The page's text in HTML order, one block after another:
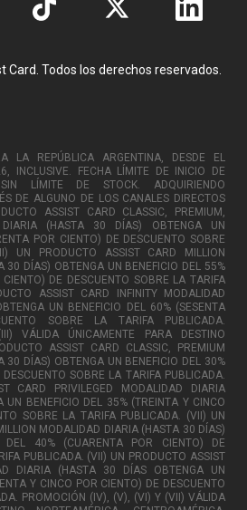
Todos los derechos reservados.
LA REPÚBLICA ARGENTINA, DESDE EL
FECHA LÍMITE DE INICIO DE
LÍMITE DE STOCK. ADQUIRIENDO
DE ALGUNO DE LOS CANALES DIRECTOS
ASSIST CARD CLASSIC, PREMIUM,
DIARIA (HASTA 30 DÍAS) OBTENGA UN
POR CIENTO) DE DESCUENTO SOBRE
UN PRODUCTO ASSIST CARD MILLION
30 DÍAS) OBTENGA UN BENEFICIO DEL 55%
DE DESCUENTO SOBRE LA TARIFA
ASSIST CARD INFINITY MODALIDAD
UN BENEFICIO DEL 60% (SESENTA
SOBRE LA TARIFA PUBLICADA.
VÁLIDA ÚNICAMENTE PARA DESTINO
ASSIST CARD CLASSIC, PREMIUM
30 DÍAS) OBTENGA UN BENEFICIO DEL 30%
SOBRE LA TARIFA PUBLICADA.
CARD PRIVILEGED MODALIDAD DIARIA
BENEFICIO DEL 35% (TREINTA Y CINCO
SOBRE LA TARIFA PUBLICADA. (VII) UN
MODALIDAD DIARIA (HASTA 30 DÍAS)
DEL 40% (CUARENTA POR CIENTO) DE
PUBLICADA. (VII) UN PRODUCTO ASSIST
DIARIA (HASTA 30 DÍAS OBTENGA UN
Y CINCO POR CIENTO) DE DESCUENTO
PROMOCIÓN (IV), (V), (VI) Y (VII) VÁLIDA